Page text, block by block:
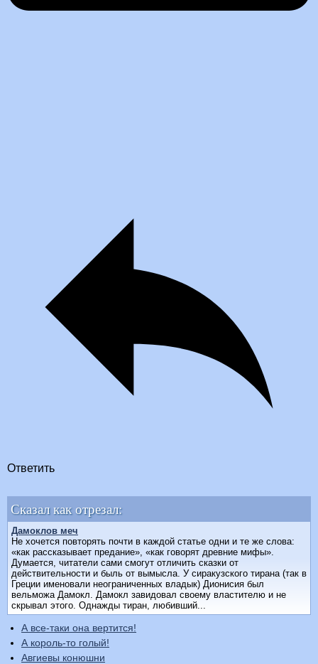
Ответить
Сказал как отрезал:
Дамоклов меч
Не хочется повторять почти в каждой статье одни и те же слова:
«как рассказывает предание», «как говорят древние мифы».
Думается, читатели сами смогут отличить сказки от
действительности и быль от вымысла. У сиракузского тирана (так в
Греции именовали неограниченных владык) Дионисия был
вельможа Дамокл. Дамокл завидовал своему властителю и не
скрывал этого. Однажды тиран, любивший...
А все-таки она вертится!
А король-то голый!
Авгиевы конюшни